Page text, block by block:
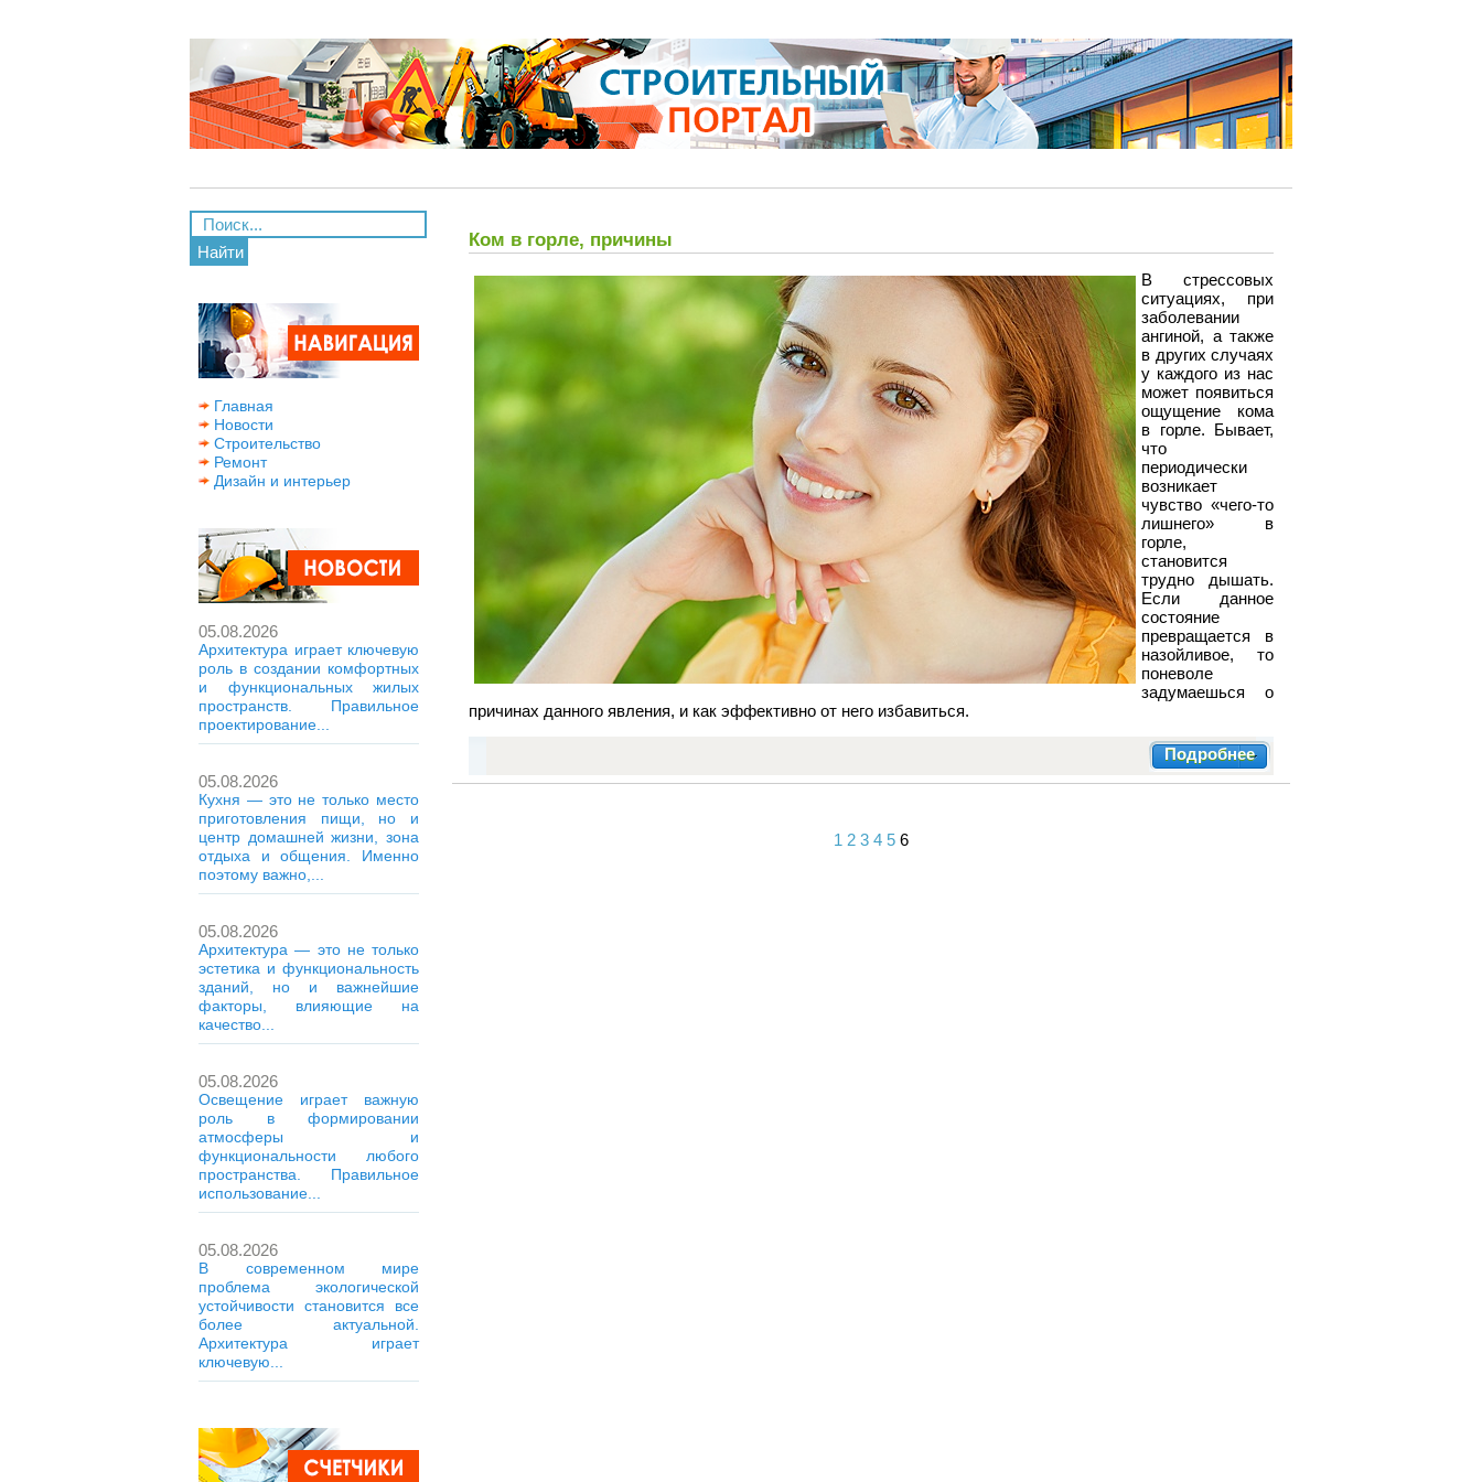
Найти
Главная
Новости
Строительство
Ремонт
Дизайн и интерьер
05.08.2026
Архитектура играет ключевую
роль в создании комфортных
и функциональных жилых
пространств. Правильное
проектирование...
05.08.2026
Кухня — это не только место
приготовления пищи, но и
центр домашней жизни, зона
отдыха и общения. Именно
поэтому важно,...
05.08.2026
Архитектура — это не только
эстетика и функциональность
зданий, но и важнейшие
факторы, влияющие на
качество...
05.08.2026
Освещение играет важную
роль в формировании
атмосферы и
функциональности любого
пространства. Правильное
использование...
05.08.2026
В современном мире
проблема экологической
устойчивости становится все
более актуальной.
Архитектура играет
ключевую...
Ком в горле, причины
В стрессовых
ситуациях, при
заболевании
ангиной, а также
в других случаях
у каждого из нас
может появиться
ощущение кома
в горле. Бывает,
что
периодически
возникает
чувство «чего-то
лишнего» в
горле,
становится
трудно дышать.
Если данное
состояние
превращается в
назойливое, то
поневоле
задумаешься о
причинах данного явления, и как эффективно от него избавиться.
Подробнее
1 2 3 4 5 6